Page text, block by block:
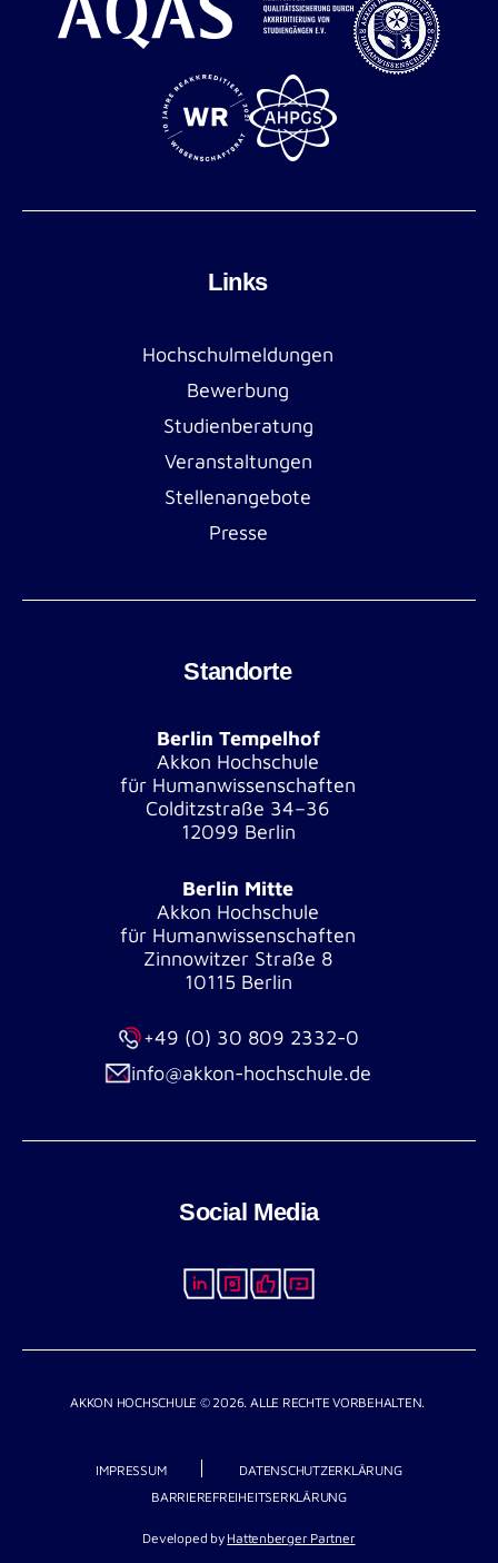
Links
Hochschulmeldungen
Bewerbung
Studienberatung
Veranstaltungen
Stellenangebote
Presse
Standorte
Berlin Tempelhof
Akkon Hochschule
für Humanwissenschaften
Colditzstraße 34–36
12099 Berlin
Berlin Mitte
Akkon Hochschule
für Humanwissenschaften
Zinnowitzer Straße 8
10115 Berlin
+49 (0) 30 809 2332-0
info@akkon-hochschule.de
Social Media
AKKON HOCHSCHULE © 2026. ALLE RECHTE VORBEHALTEN.
IMPRESSUM
DATENSCHUTZERKLÄRUNG
BARRIEREFREIHEITSERKLÄRUNG
Developed by Hattenberger Partner